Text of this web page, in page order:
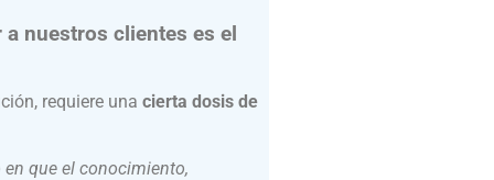
nuestros clientes es el
requiere una cierta dosis de
que el conocimiento,